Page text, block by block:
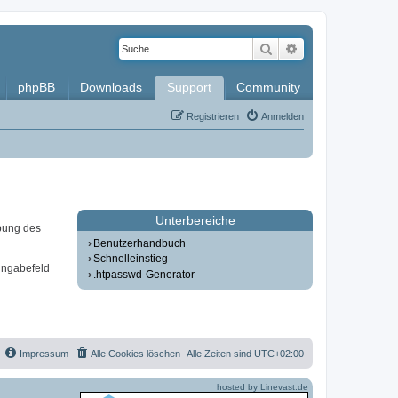
Suche
phpBB Downloads Support Community
Anmelden
Registrieren
des
Unterbereiche
Benutzerhandbuch
Schnelleinstieg
.htpasswd-Generator
Alle Zeiten sind UTC+02:00
Alle Cookies löschen
Impressum
hosted by Linevast.de